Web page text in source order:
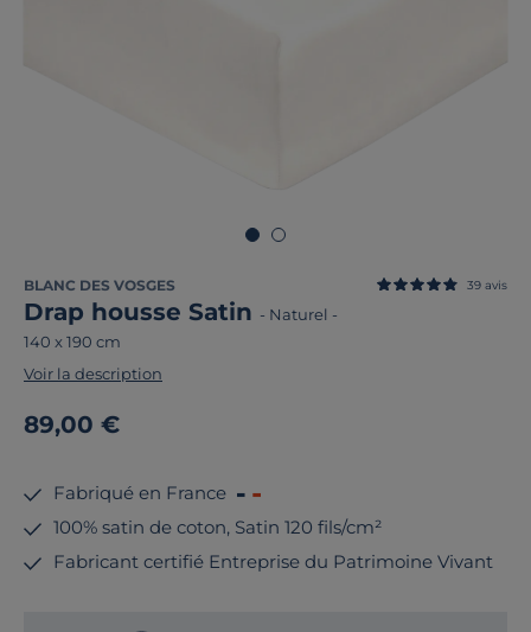
BLANC DES VOSGES
Drap housse Satin - Naturel -
140 x 190 cm
39 avis
Voir la description
89,00 €
Fabriqué en France
100% satin de coton, Satin 120 fils/cm²
Fabricant certifié Entreprise du Patrimoine Vivant